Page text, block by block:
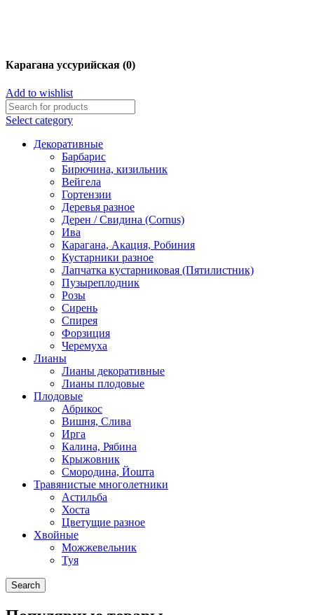
Карагана уссурийская (0)
Add to wishlist
Select category
Декоративные
Барбарис
Бирючина, кизильник
Вейгела
Гортензии
Деревья разное
Дерен / Свидина (Cornus)
Ива
Карагана, Акация, Робиния
Кустарники разное
Лапчатка кустарниковая (Пятилистник)
Пузыреплодник
Розы
Сирень
Спирея
Форзиция
Черемуха
Лианы
Лианы декоративные
Лианы плодовые
Плодовые
Абрикос
Вишня, Слива
Ирга
Калина, Рябина
Крыжовник
Смородина, Йошта
Травянистые многолетники
Астильба
Хоста
Цветущие разное
Хвойные
Можжевельник
Туя
Search